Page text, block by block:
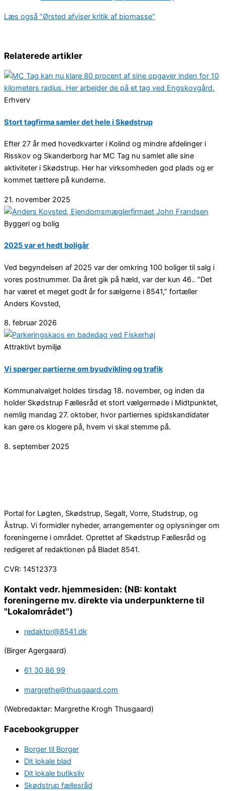
Læs også “Ørsted afviser kritik af biomasse”
Relaterede artikler
Erhverv
Stort tagfirma samler det hele i Skødstrup
Efter 27 år med hovedkvarter i Kolind og mindre afdelinger i
Risskov og Skanderborg har MC Tag nu samlet alle sine
aktiviteter i Skødstrup. Her har virksomheden god plads og er
kommet tættere på kunderne.
21. november 2025
Byggeri og bolig
2025 var et hedt boligår
Ved begyndelsen af 2025 var der omkring 100 boliger til salg i
vores postnummer. Da året gik på hæld, var der kun 46.. ”Det
har været et meget godt år for sælgerne i 8541,” fortæller
Anders Kovsted,
8. februar 2026
Attraktivt bymiljø
Vi spørger partierne om byudvikling og trafik
Kommunalvalget holdes tirsdag 18. november, og inden da
holder Skødstrup Fællesråd et stort vælgermøde i Midtpunktet,
nemlig mandag 27. oktober, hvor partiernes spidskandidater
kan gøre os klogere på, hvem vi skal stemme på.
8. september 2025
Portal for Løgten, Skødstrup, Segalt, Vorre, Studstrup, og
Åstrup. Vi formidler nyheder, arrangementer og oplysninger om
foreningerne i området. Oprettet af Skødstrup Fællesråd og
redigeret af redaktionen på Bladet 8541.
CVR: 14512373
Kontakt vedr. hjemmesiden: (NB: kontakt
foreningerne mv. direkte via underpunkterne til
"Lokalområdet")
redaktor@8541.dk
(Birger Agergaard)
61 30 86 99
margrethe@thusgaard.com
(Webredaktør: Margrethe Krogh Thusgaard)
Facebookgrupper
Borger til Borger
Dit lokale blad
Dit lokale butiksliv
Skødstrup fællesråd